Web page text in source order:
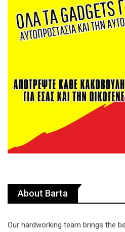
About Barta
Our hardworking team brings the